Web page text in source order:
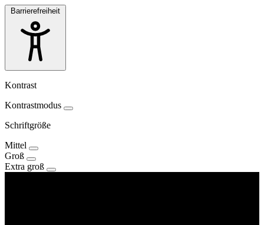
Barrierefreiheit
Kontrast
Kontrastmodus
Schriftgröße
Mittel
Groß
Extra groß